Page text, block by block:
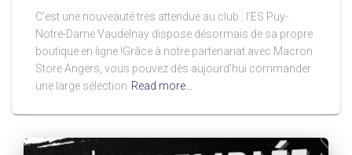
C’est une nouveauté très attendue au club : l’ES Puy-
Notre-Dame Vaudelnay dispose désormais de sa propre
boutique en ligne !Grâce à notre partenariat avec Macron
Store Angers, vous pouvez dès aujourd’hui commander
une large sélection Read more…